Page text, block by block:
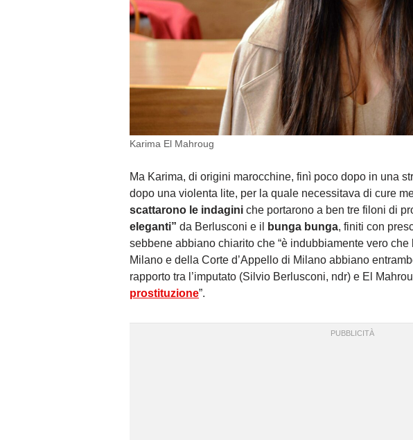
Karima El Mahroug
Ma Karima, di origini marocchine, finì poco dopo in una
dopo una violenta lite, per la quale necessitava di cure
scattarono le indagini che portarono a ben tre filoni di
eleganti” da Berlusconi e il bunga bunga, finiti con
sebbene abbiano chiarito che “è indubbiamente vero
Milano e della Corte d’Appello di Milano abbiano
rapporto tra l’imputato (Silvio Berlusconi, ndr) e El
prostituzione”.